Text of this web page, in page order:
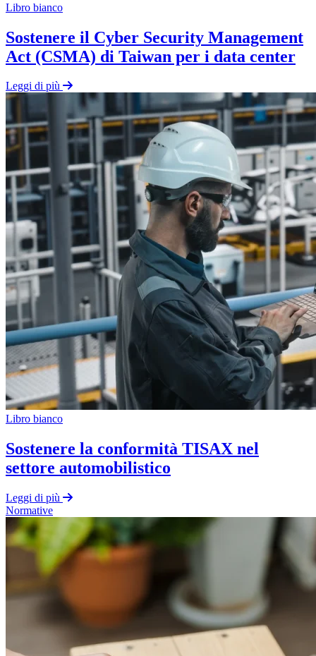
Libro bianco
Sostenere il Cyber Security Management
Act (CSMA) di Taiwan per i data center
Leggi di più
Libro bianco
Sostenere la conformità TISAX nel
settore automobilistico
Leggi di più
Normative